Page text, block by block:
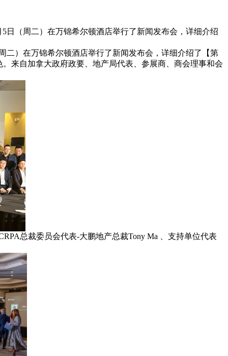
日（周二）在万锦希尔顿酒店举行了新闻发布会，详细介绍
二）在万锦希尔顿酒店举行了新闻发布会，详细介绍了【第
来自加拿大政府政要、地产局代表、参展商、商会理事和会
总裁委员会代表-大鹏地产总裁Tony Ma 、支持单位代表